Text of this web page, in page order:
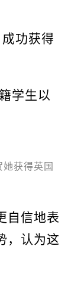
功获得
学生以
获得英国
自信地表
，认为这